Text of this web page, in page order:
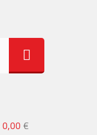
0,00 €